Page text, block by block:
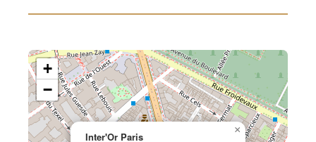
Inter'Or Paris
×
+
−